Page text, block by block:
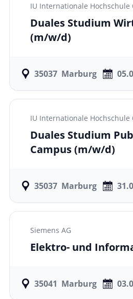
IU Internationale Hochschule
Duales Studium
(m/w/d)
35037 Marburg
IU Internationale Hochschule
Duales Studium
Campus(m/w/d)
35037 Marburg
Siemens AG
Elektro- und
35041 Marburg